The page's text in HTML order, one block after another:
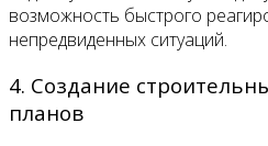
возможность быстрого
непредвиденных ситуаций.
4. Создание
планов